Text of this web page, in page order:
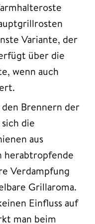
Variante, der
über die
wenn auch
den Brennern der
die
aus
herabtropfende
Verdampfung
Grillaroma.
Einfluss auf
man beim